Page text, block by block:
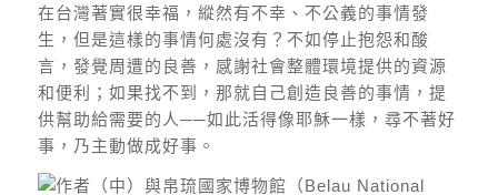
在台灣著實很幸福，縱然有不幸、不公義的事情發
生，但是這樣的事情何處沒有？不如停止抱怨和酸
言，發覺周遭的良善，感謝社會整體環境提供的資源
和便利；如果找不到，那就自己創造良善的事情，提
供幫助給需要的人──如此活得像耶穌一樣，尋不著好
事，乃主動做成好事。​